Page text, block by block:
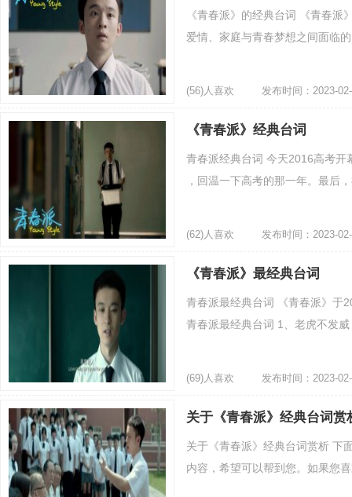
《青春派》的经典台词 《青春
爱情、家庭与青春梦想之间面临
(56)人喜欢 发布时间：2023-
《青春派》经典台词
青春派经典台词 今天2016高考开
，回温一下高考的那一年。最后
(62)人喜欢 发布时间：2023-
《青春派》最经典台词
青春派最经典台词 《青春派》于
青春派最经典台词 1、老虎不发
(69)人喜欢 发布时间：2023-
关于《青春派》经典台词赏
关于《青春派》经典台词赏析 下
内容，希望可以帮到您。如果您